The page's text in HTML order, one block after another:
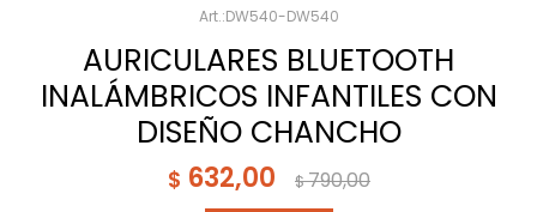
DW540-DW540
AURICULARES BLUETOOTH
INALÁMBRICOS INFANTILES CON
DISEÑO CHANCHO
$ 632,00 $790,00